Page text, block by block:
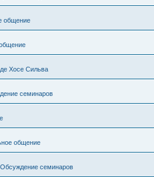
общение
Хосе Сильва
семинаров
общение
Обсуждение семинаров